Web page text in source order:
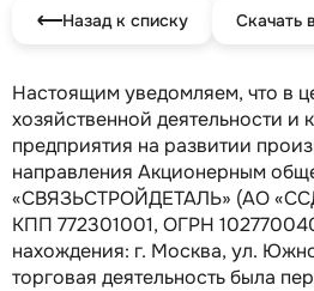
Назад к списку Скачать
Настоящим уведомляем, что в
хозяйственной деятельности и
предприятия на развитии
направления Акционерным
«СВЯЗЬСТРОЙДЕТАЛЬ» (АО
КПП 772301001, ОГРН
нахождения: г. Москва, ул.
торговая деятельность была